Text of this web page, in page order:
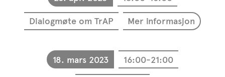
Dialogmøte om TrAP Mer informasjon
18. mars 2023 16:00-21:00